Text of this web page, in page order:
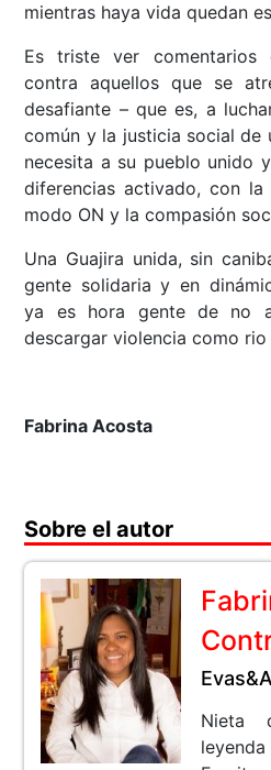
mientras haya vida quedan
Es triste ver comentarios
contra aquellos que se
desafiante – que es, a
común y la justicia social de
necesita a su pueblo unido
diferencias activado, con la
modo ON y la compasión
Una Guajira unida, sin
gente solidaria y en
ya es hora gente de no
descargar violencia como
Fabrina Acosta
Sobre el autor
Nieta